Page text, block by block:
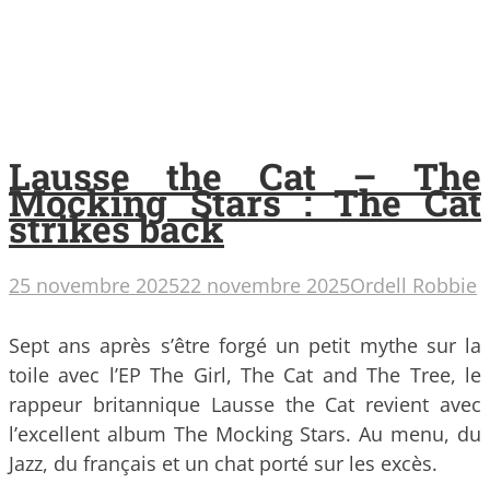
Lausse the Cat – The
Mocking Stars : The Cat
strikes back
25 novembre 202522 novembre 2025Ordell Robbie
Sept ans après s’être forgé un petit mythe sur la
toile avec l’EP The Girl, The Cat and The Tree, le
rappeur britannique Lausse the Cat revient avec
l’excellent album The Mocking Stars. Au menu, du
Jazz, du français et un chat porté sur les excès.